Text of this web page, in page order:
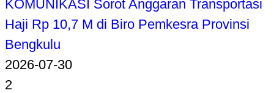
KOMUNIKASI Sorot Anggaran Transportasi
Haji Rp 10,7 M di Biro Pemkesra Provinsi
Bengkulu
2026-07-30
2